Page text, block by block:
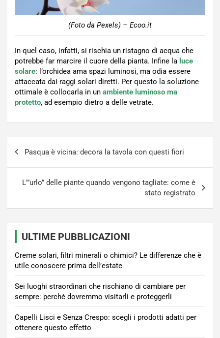
(Foto da Pexels) – Ecoo.it
In quel caso, infatti, si rischia un ristagno di acqua che
potrebbe far marcire il cuore della pianta. Infine la luce
solare: l’orchidea ama spazi luminosi, ma odia essere
attaccata dai raggi solari diretti. Per questo la soluzione
ottimale è collocarla in un ambiente luminoso ma
protetto, ad esempio dietro a delle vetrate.
articoli
Pasqua è vicina: decora la tavola con questi fiori
L'”urlo” delle piante quando vengono tagliate: come è
stato registrato
ULTIME PUBBLICAZIONI
Creme solari, filtri minerali o chimici? Le differenze che è
utile conoscere prima dell’estate
Sei luoghi straordinari che rischiano di cambiare per
sempre: perché dovremmo visitarli e proteggerli
Capelli Lisci e Senza Crespo: scegli i prodotti adatti per
ottenere questo effetto